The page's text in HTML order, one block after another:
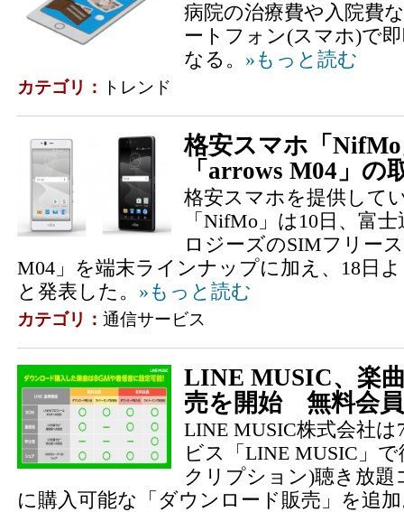
病院の治療費や入院費
ートフォン(スマホ)で
なる。 »もっと読む
カテゴリ： トレンド
格安スマホ「
「arrows M04」の
格安スマホを提供して
「NifMo」は10日、富
ロジーズのSIMフリー
M04」を端末ラインナップに加え、18日
と発表した。 »もっと読む
カテゴリ： 通信サービス
LINE MUSIC、楽
売を開始 無料会
LINE MUSIC株式会社
ビス「LINE MUSIC」
クリプション)聴き放題
に購入可能な「ダウンロード販売」を追